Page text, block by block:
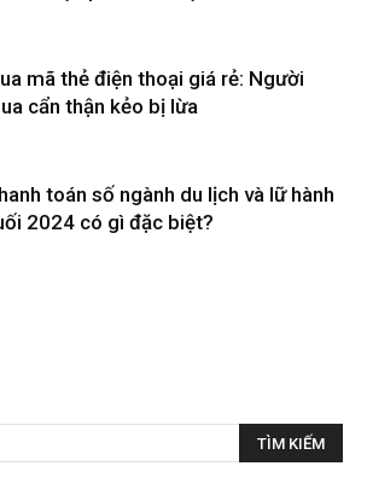
mã thẻ điện thoại giá rẻ: Người
cẩn thận kẻo bị lừa
toán số ngành du lịch và lữ hành
2024 có gì đặc biệt?